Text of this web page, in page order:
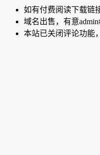
如有付费阅读下载链
域名出售，有意
本站已关闭评论功能